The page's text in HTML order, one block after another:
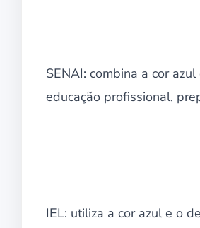
SENAI: combina a cor
educação profissional,
IEL: utiliza a cor azul e o